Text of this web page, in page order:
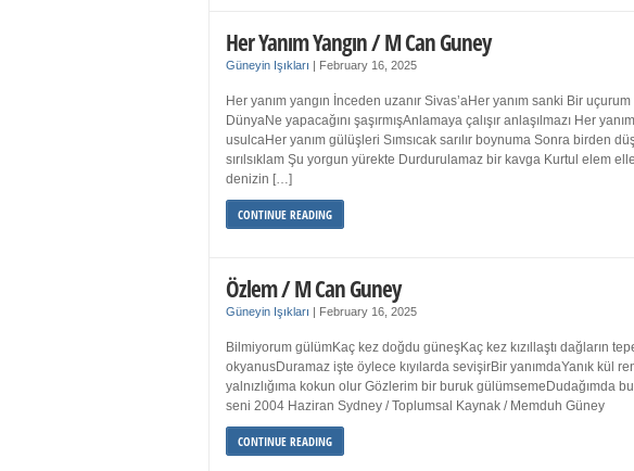
Her Yanım Yangın / M Can Guney
Güneyin Işıkları February 16, 2025
Her yanım yangın İnceden uzanır Sivas’aHer yanım sanki Bir uçurum
DünyaNe yapacağını şaşırmışAnlamaya çalışır anlaşılmazı Her
usulcaHer yanım gülüşleri Sımsıcak sarılır boynuma Sonra birden
sırılsıklam Şu yorgun yürekte Durdurulamaz bir kavga Kurtul elem
denizin […]
CONTINUE READING
Özlem / M Can Guney
Güneyin Işıkları February 16, 2025
Bilmiyorum gülümKaç kez doğdu güneşKaç kez kızıllaştı dağların
okyanusDuramaz işte öylece kıyılarda sevişirBir yanımdaYanık kül
yalnızlığıma kokun olur Gözlerim bir buruk gülümsemeDudağımda
seni 2004 Haziran Sydney / Toplumsal Kaynak / Memduh Güney
CONTINUE READING